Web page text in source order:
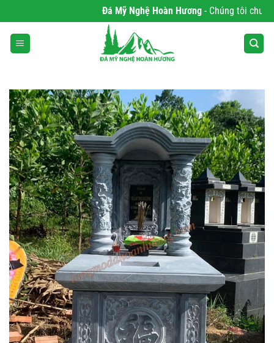
qua
nội
dung
Đá Mỹ Nghệ Hoàn Hương- Chúng tôi chuyên